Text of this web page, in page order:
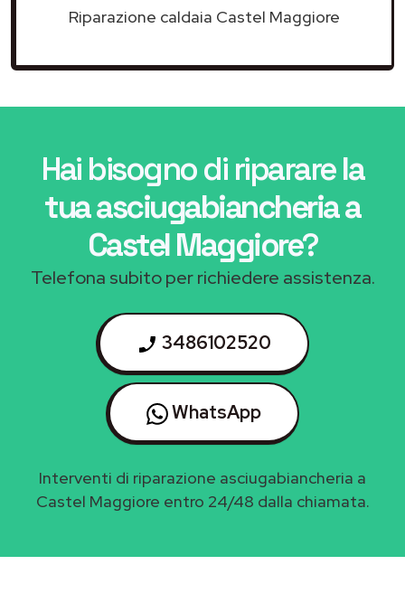
Riparazione caldaia Castel Maggiore
Hai bisogno di ripararela
tua asciugabiancheria a
Castel Maggiore?
Telefona subito per richiedere assistenza.
3486102520
WhatsApp
Interventi di riparazione asciugabiancheria a
Castel Maggiore entro 24/48 dalla chiamata.